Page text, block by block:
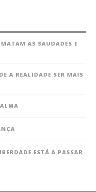
AS SAUDADES E
A REALIDADE SER MAIS
ESTÁ A PASSAR